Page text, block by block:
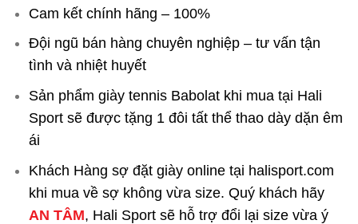
Cam kết chính hãng – 100%
Đội ngũ bán hàng chuyên nghiệp – tư vấn tận
tình và nhiệt huyết
Sản phẩm giày tennis Babolat khi mua tại Hali
Sport sẽ được tặng 1 đôi tất thể thao dày dặn êm
ái
Khách Hàng sợ đặt giày online tại halisport.com
khi mua về sợ không vừa size. Quý khách hãy
AN TÂM, Hali Sport sẽ hỗ trợ đổi lại size vừa ý